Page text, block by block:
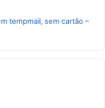
tempmail, sem cartão –